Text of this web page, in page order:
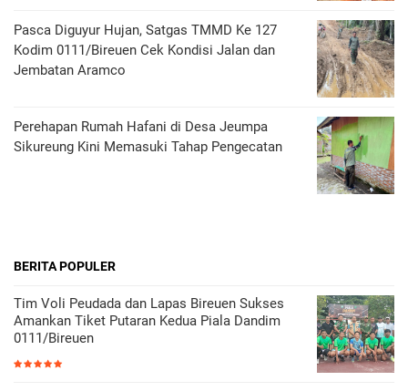
Pasca Diguyur Hujan, Satgas TMMD Ke 127
Kodim 0111/Bireuen Cek Kondisi Jalan dan
Jembatan Aramco
Perehapan Rumah Hafani di Desa Jeumpa
Sikureung Kini Memasuki Tahap Pengecatan
BERITA POPULER
Tim Voli Peudada dan Lapas Bireuen Sukses
Amankan Tiket Putaran Kedua Piala Dandim
0111/Bireuen